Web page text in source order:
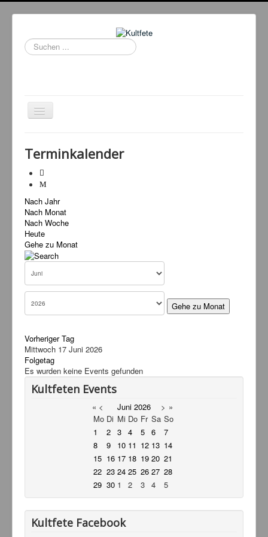
Suchen
...
Navigation
an/aus
Events
Kultfeten
DJ Booking
Tanzschule
Service
Livestream
Links
Kontakt
Terminkalender
Nach Jahr
Nach Monat
Nach Woche
Heute
Gehe zu Monat
Gehe zu Monat
Vorheriger Tag
Mittwoch 17 Juni 2026
Folgetag
Es wurden keine Events gefunden
Kultfeten Events
« < Juni 2026 > »
Mo Di Mi Do Fr Sa So
1
2 3 4 5 6
7
8
9 10 11 12 13 14
15 16 17 18 19 20 21
22 23 24 25 26 27 28
29 30 1 2 3 4 5
Kultfete Facebook